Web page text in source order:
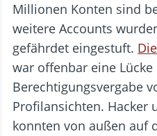
Millionen Konten sind
weitere Accounts
gefährdet eingestuft.
war offenbar eine
Berechtigungsvergabe
Profilansichten. Hacker
konnten von außen auf